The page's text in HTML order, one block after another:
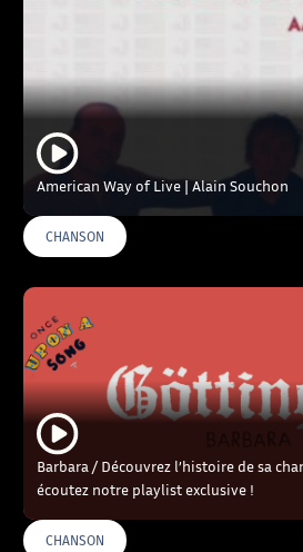
American Way of Live | Alain Souchon
CHANSON
Barbara / Découvrez l’histoire de sa
écoutez notre playlist exclusive !
CHANSON